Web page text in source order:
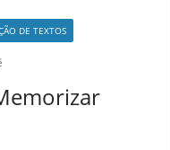
DE TEXTOS